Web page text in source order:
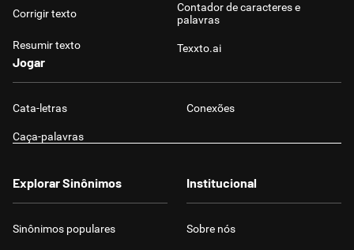
Corrigir texto
Resumir texto
Contador de caracteres e
palavras
Texxto.ai
Jogar
Cata-letras Conexões
Caça-palavras
Explorar Sinônimos
Sinônimos populares
Institucional
Sobre nós